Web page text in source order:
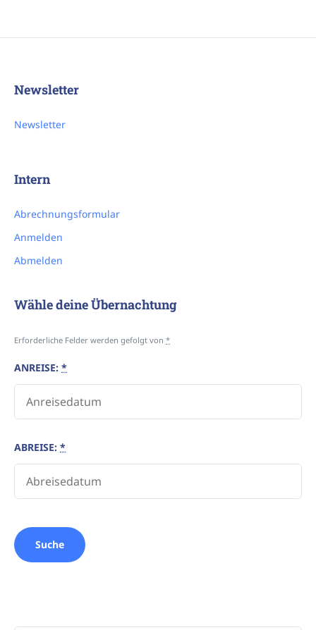
Newsletter
Newsletter
Intern
Abrechnungsformular
Anmelden
Abmelden
Wähle deine Übernachtung
Erforderliche Felder werden gefolgt von *
ANREISE: *
ABREISE: *